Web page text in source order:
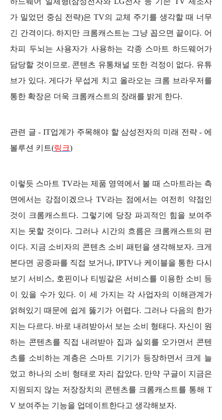
가 밀었던 중심 전략)은 TV의 교체 주기를 생각할 때 너무
긴 간격이다. 하지만 크롬캐스트는 그냥 꼽으면 끝이다. 어
차피 두뇌는 사용자가 사용하는 각종 스마트 하드웨어가
담당할 것이므로. 콘텐츠 유통채널 또한 걱정이 없다. 유튜
브가 있다. 게다가 무섭게 치고 올라오는 크롬 브라우저를
통한 확장은 더욱 크롬캐스트의 장래를 밝게 한다.
관련 글 - IT업계가 주목해야 할 삼성전자의 미래 전략 - 에
볼루션 키트(링크)
이렇듯 스마트 TV라는 제품 영역에서 볼 때 스마트라는 측
면에서는 강점이겠으나 TV라는 점에서는 여전히 약점인
것이 크롬캐스트다. 그렇기에 당장 파괴적인 힘을 보여주
지는 못할 것이다. 그러나 시간의 흐름은 크롬캐스트의 편
이다. 지금 소비자의 콘텐츠 소비 패턴을 생각해보자. 크게
본다면 공중파를 직접 보거나, IPTV나 케이블을 통한 다시
보기 서비스, 호핀이나 티빙같은 서비스를 이용한 소비 등
이 있을 수가 있다. 이 세 가지는 각 사업자의 이해관계가
얽혀있기 때문에 쉽게 뚫기가 어렵다. 그러나 다음의 한가
지는 다르다. 바로 내려받아서 보는 소비 형태다. 자신이 원
하는 콘텐츠를 직접 내려받아 집과 실외를 오가면서 콘텐
츠를 소비하는 계층은 스마트 기기가 등장하면서 크게 늘
었고 하나의 소비 형태로 자리 잡았다. 만약 구글이 지금은
지원되지 않는 저장장치의 콘텐츠를 크롬캐스트를 통해 T
V 보여주는 기능을 업데이트한다고 생각해보자.